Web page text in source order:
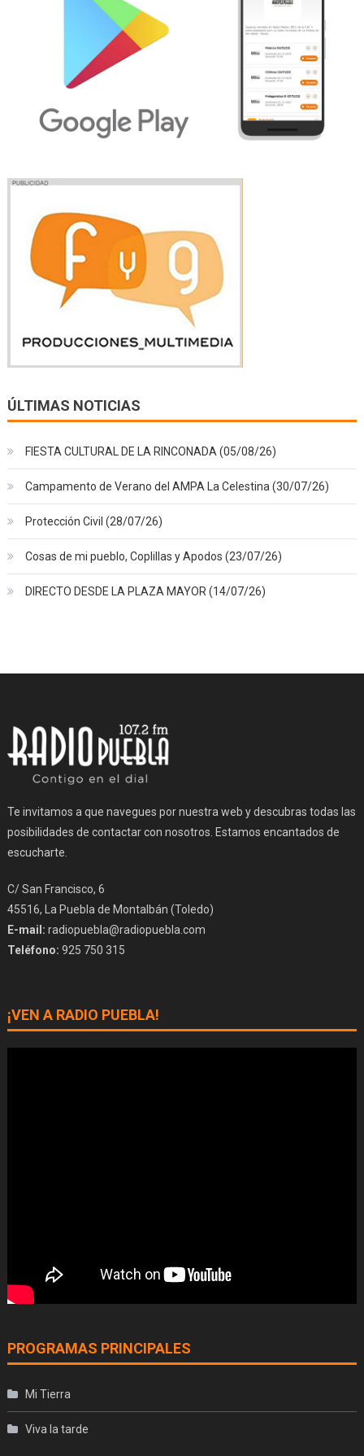
ÚLTIMAS NOTICIAS
FIESTA CULTURAL DE LA RINCONADA (05/08/26)
Campamento de Verano del AMPA La Celestina (30/07/26)
Protección Civil (28/07/26)
Cosas de mi pueblo, Coplillas y Apodos (23/07/26)
DIRECTO DESDE LA PLAZA MAYOR (14/07/26)
Te invitamos a que navegues por nuestra web y descubras todas las
posibilidades de contactar con nosotros. Estamos encantados de
escucharte.
C/ San Francisco, 6
45516, La Puebla de Montalbán (Toledo)
E-mail: radiopuebla@radiopuebla.com
Teléfono: 925 750 315
¡VEN A RADIO PUEBLA!
PROGRAMAS PRINCIPALES
Mi Tierra
Viva la tarde